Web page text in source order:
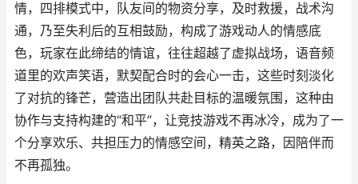
情，四排模式中，队友间的物资分享，及时救援，战术沟
通，乃至失利后的互相鼓励，构成了游戏动人的情感底
色，玩家在此缔结的情谊，往往超越了虚拟战场，语音频
道里的欢声笑语，默契配合时的会心一击，这些时刻淡化
了对抗的锋芒，营造出团队共赴目标的温暖氛围，这种由
协作与支持构建的“和平”，让竞技游戏不再冰冷，成为了一
个分享欢乐、共担压力的情感空间，精英之路，因陪伴而
不再孤独。